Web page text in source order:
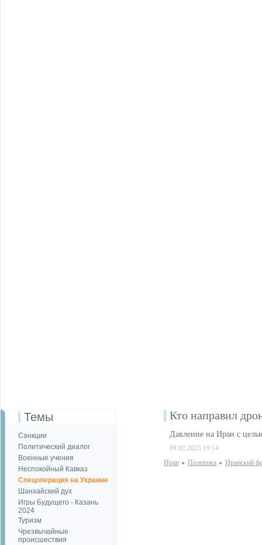
Темы
Санкции
Политический диалог
Военные учения
Неспокойный Кавказ
Спецоперация на Украине
Шанхайский дух
Игры Будущего - Казань
2024
Туризм
Чрезвычайные
происшествия
Кто направил
Давление на Иран с
09.02.2023 19:14
Иран Политика Иранский